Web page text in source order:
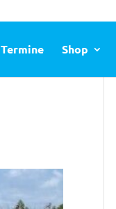
Termine Shop